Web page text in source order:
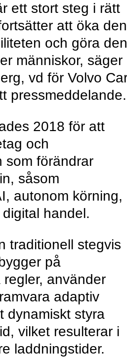
ett stort steg i rätt
att öka den
och göra den
människor, säger
vd för Volvo
pressmeddelande.
2018 för att
och
som förändrar
såsom
autonom körning,
handel.
traditionell stegvis
på
använder
adaptiv
dynamiskt styra
vilket resulterar i
laddningstider.